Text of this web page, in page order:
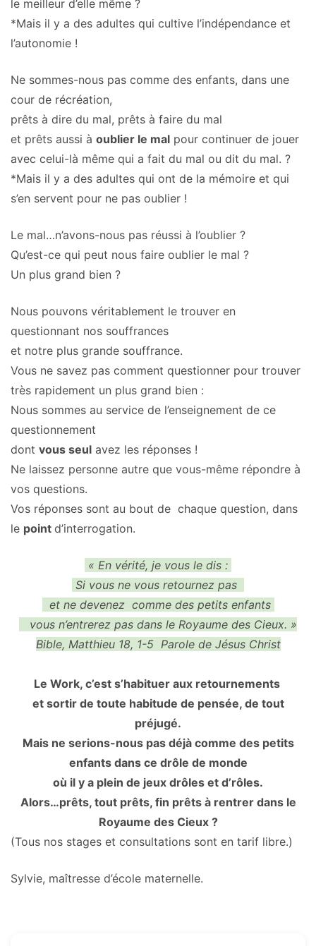
le meilleur d’elle même ?
*Mais il y a des adultes qui cultive l’indépendance et
l’autonomie !
Ne sommes-nous pas comme des enfants, dans une
cour de récréation,
prêts à dire du mal, prêts à faire du mal
et prêts aussi à oublier le mal pour continuer de jouer
avec celui-là même qui a fait du mal ou dit du mal. ?
*Mais il y a des adultes qui ont de la mémoire et qui
s’en servent pour ne pas oublier !
Le mal…n’avons-nous pas réussi à l’oublier ?
Qu’est-ce qui peut nous faire oublier le mal ?
Un plus grand bien ?
Nous pouvons véritablement le trouver en
questionnant nos souffrances
et notre plus grande souffrance.
Vous ne savez pas comment questionner pour trouver
très rapidement un plus grand bien :
Nous sommes au service de l’enseignement de ce
questionnement
dont vous seul avez les réponses !
Ne laissez personne autre que vous-même répondre à
vos questions.
Vos réponses sont au bout de chaque question, dans
le point d’interrogation.
« En vérité, je vous le dis :
Si vous ne vous retournez pas
et ne devenez comme des petits enfants
vous n’entrerez pas dans le Royaume des Cieux. »
Bible, Matthieu 18, 1-5 Parole de Jésus Christ
Le Work, c’est s’habituer aux retournements
et sortir de toute habitude de pensée, de tout
préjugé.
Mais ne serions-nous pas déjà comme des petits
enfants dans ce drôle de monde
où il y a plein de jeux drôles et d’rôles.
Alors…prêts, tout prêts, fin prêts à rentrer dans le
Royaume des Cieux ?
(Tous nos stages et consultations sont en tarif libre.)
Sylvie, maîtresse d’école maternelle.